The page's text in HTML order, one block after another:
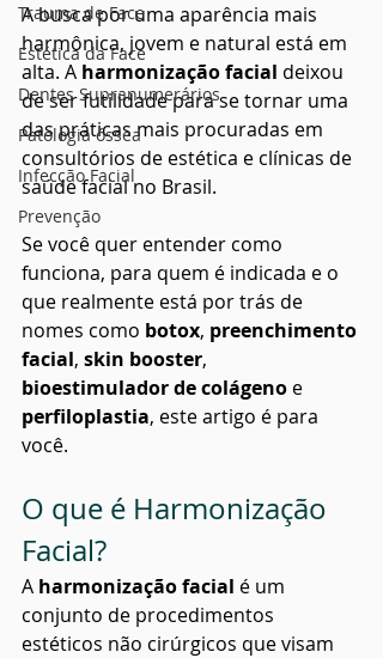
Trauma de Face
Estética da Face
Dentes Supranumerários
Patologia óssea
Infecção Facial
Prevenção
A busca por uma aparência mais
harmônica, jovem e natural está em
alta. A harmonização facial deixou
de ser futilidade para se tornar uma
das práticas mais procuradas em
consultórios de estética e clínicas de
saúde facial no Brasil.
Se você quer entender como
funciona, para quem é indicada e o
que realmente está por trás de
nomes como botox, preenchimento
facial, skin booster,
bioestimulador de colágeno e
perfiloplastia, este artigo é para
você.
O que é Harmonização
Facial?
A harmonização facial é um
conjunto de procedimentos
estéticos não cirúrgicos que visam